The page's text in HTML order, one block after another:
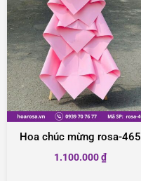
Hoa chúc mừng rosa-465
1.100.000₫